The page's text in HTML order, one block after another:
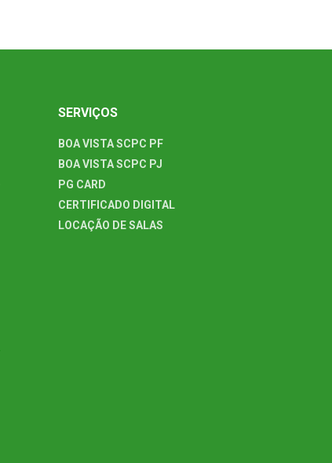
SERVIÇOS
BOA VISTA SCPC PF
BOA VISTA SCPC PJ
PG CARD
CERTIFICADO DIGITAL
LOCAÇÃO DE SALAS